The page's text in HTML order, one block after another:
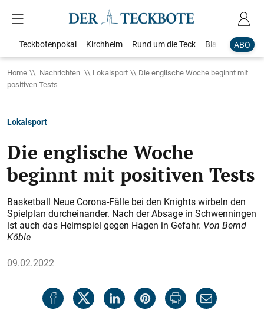
ABO
Teckbotenpokal Kirchheim Rund um die Teck Blaulicht
Home Nachrichten Lokalsport
Die englische Woche beginnt mit
positiven Tests
Lokalsport
Die englische Woche
beginnt mit positiven Tests
Basketball Neue Corona-Fälle bei den Knights wirbeln den
Spielplan durcheinander. Nach der Absage in Schwenningen
ist auch das Heimspiel gegen Hagen in Gefahr. Von Bernd
Köble
09.02.2022